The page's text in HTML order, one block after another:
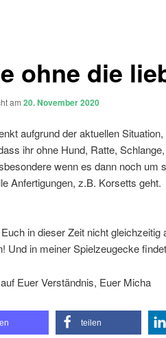
ohne die
am 20. November 2020
aufgrund der aktuellen
ihr ohne Hund, Ratte,
wenn es dann noch um
Anfertigungen, z.B. Korsetts geht.
in dieser Zeit nicht
Und in meiner Spielzeugecke
Euer Verständnis, Euer Micha
teilen